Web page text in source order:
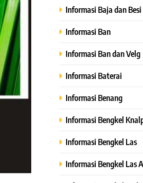
Informasi Baja dan Besi
Informasi Ban
Informasi Ban dan Velg
Informasi Baterai
Informasi Benang
Informasi Bengkel
Informasi Bengkel Las
Informasi Bengkel Las